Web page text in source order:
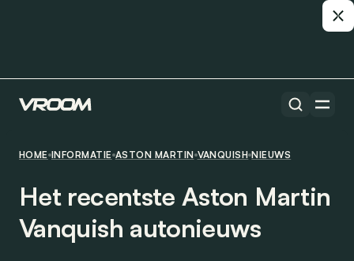
HOME INFORMATIE ASTON MARTIN VANQUISH NIEUWS
Het recentste Aston Martin
Vanquish autonieuws